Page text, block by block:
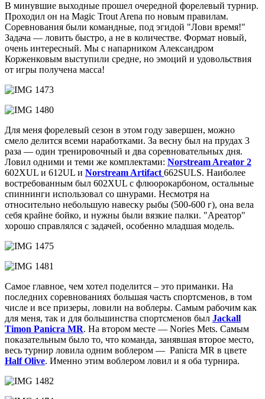
В минувшие выходные прошел очередной форелевый турнир.
Проходил он на Magic Trout Arena по новым правилам.
Соревнования были командные, под эгидой "Лови время!"
Задача — ловить быстро, а не в количестве. Формат новый,
очень интересный. Мы с напарником Александром
Корженковым выступили средне, но эмоций и удовольствия
от игры получена масса!
Для меня форелевый сезон в этом году завершен, можно
смело делится всеми наработками. За весну был на прудах 3
раза — один тренировочный и два соревновательных дня.
Ловил одними и теми же комплектами: Norstream Areator 2
602XUL и 612UL и Norstream Artifact 662SULS. Наиболее
востребованным был 602XUL с флюорокарбоном, остальные
спиннинги использовал со шнурами. Несмотря на
относительно небольшую навеску рыбы (500-600 г), она вела
себя крайне бойко, и нужны были вязкие палки. "Ареатор"
хорошо справлялся с задачей, особенно младшая модель.
Самое главное, чем хотел поделится – это приманки. На
последних соревнованиях большая часть спортсменов, в том
числе и все призеры, ловили на воблеры. Самым рабочим как
для меня, так и для большинства спортсменов был Jackall
Timon Panicra MR. На втором месте — Nories Mets. Самым
показательным было то, что команда, занявшая второе место,
весь турнир ловила одним воблером — Panicra MR в цвете
Half Olive. Именно этим воблером ловил и я оба турнира.